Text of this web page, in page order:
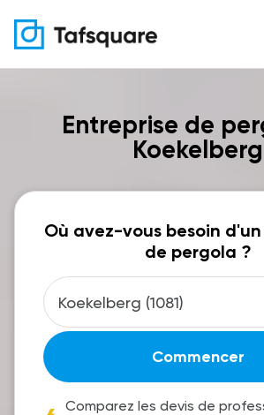
Entreprise de
Koekelberg
Où avez-vous besoin
de pergola ?
Commencer
Comparez les devis de